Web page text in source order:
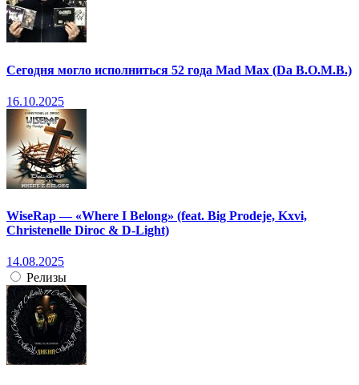
Сегодня могло исполниться 52 года Mad Max (Da B.O.M.B.)
16.10.2025
WiseRap — «Where I Belong» (feat. Big Prodeje, Kxvi,
Christenelle Diroc & D-Light)
14.08.2025
Релизы